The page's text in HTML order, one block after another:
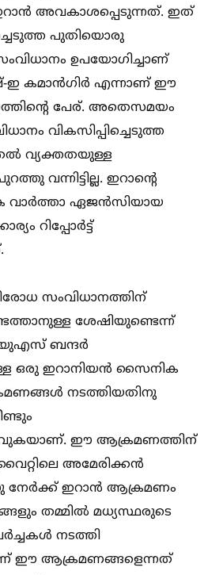
ഇറാൻ അവകാശപ്പെടുന്നത്. ഇത്
പുതിയൊരു
ഉപയോഗിച്ചാണ്
ഇ കമാൻഗിർ എന്നാണ് ഈ
പേര്. അതെസമയം
വികസിപ്പിച്ചെടുത്ത
വ്യക്തതയുള്ള
വന്നിട്ടില്ല. ഇറാന്റെ
വാർത്താ ഏജൻസിയായ
റിപ്പോർട്ട്
സംവിധാനത്തിന്
ശേഷിയുണ്ടെന്ന്
ബന്ദർ
ഒരു ഇറാനിയൻ സൈനിക
നടത്തിയതിനു
ഈ ആക്രമണത്തിന്
അമേരിക്കൻ
നേർക്ക് ഇറാൻ ആക്രമണം
തമ്മില്‍ മധ്യസ്ഥരുടെ
നടത്തി
ഈ ആക്രമണങ്ങളെന്നത്